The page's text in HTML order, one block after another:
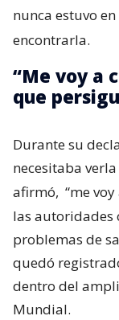
nunca estuvo
encontrarla.
“Me voy a
que
Durante su
necesitaba
afirmó, “me
las autoridades
problemas de
quedó
dentro del
Mundial.